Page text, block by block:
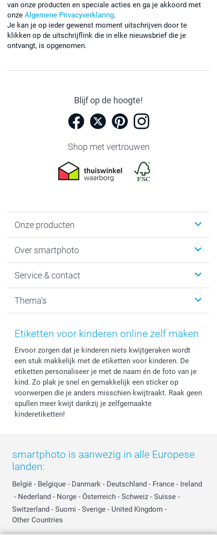
van onze producten en speciale acties en ga je akkoord met
onze Algemene Privacyverklaring.
Je kan je op ieder gewenst moment uitschrijven door te
klikken op de uitschrijflink die in elke nieuwsbrief die je
ontvangt, is opgenomen.
Blijf op de hoogte!
Shop met vertrouwen
Onze producten
Fotoboeken
Fotocadeaus
Kaarten
Over smartphoto
Vacatures
Bestelproces
Herroepingsrecht
Cookiebeleid
Reviews
Prijslijst
Investor Relations
Service & contact
Tevredenheidsgarantie
Mijn orderstatus
smartfriends
service@smartphoto.nl
Affiliate partnerprogramma
Partnerships
Influencer partnerprogramma
Thema's
Baby
Vaderdag
Huwelijk
Etiketten voor kinderen online zelf maken
Ervoor zorgen dat je kinderen niets kwijtgeraken wordt
een stuk makkelijk met de etiketten voor kinderen. De
etiketten personaliseer je met de naam én de foto van je
kind. Zo plak je snel en gemakkelijk een sticker op
voorwerpen die je anders misschien kwijtraakt. Raak geen
spullen meer kwijt dankzij je zelfgemaakte
kinderetiketten!
smartphoto is aanwezig in alle Europese
landen:
België - Belgique - Danmark - Deutschland - France - Ireland
- Nederland - Norge - Österreich - Schweiz - Suisse -
Switzerland - Suomi - Sverige - United Kingdom -
Other Countries